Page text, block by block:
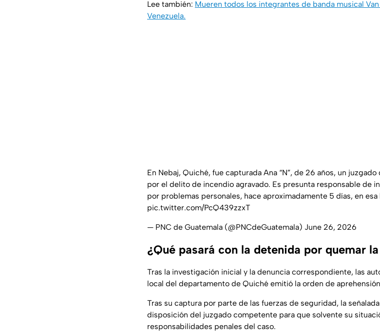
Lee también: Mueren todos los integrantes de banda musical
Venezuela.
En Nebaj, Quiché, fue capturada Ana “N”, de 26 años, un
por el delito de incendio agravado. Es presunta responsable de
por problemas personales, hace aproximadamente 5 días, en esa
pic.twitter.com/PcQ439zzxT
— PNC de Guatemala (@PNCdeGuatemala) June 26, 2026
¿Qué pasará con la detenida por quemar
Tras la investigación inicial y la denuncia correspondiente, las
local del departamento de Quiché emitió la orden de
Tras su captura por parte de las fuerzas de seguridad, la
disposición del juzgado competente para que solvente su
responsabilidades penales del caso.